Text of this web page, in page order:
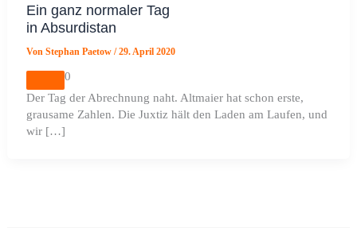
Ein ganz normaler Tag
in Absurdistan
VonStephan Paetow/29. April 2020
0
Der Tag der Abrechnung naht. Altmaier hat schon erste,
grausame Zahlen. Die Juxtiz hält den Laden am Laufen, und
wir […]